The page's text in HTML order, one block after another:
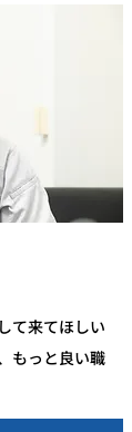
て来てほしい
もっと良い職